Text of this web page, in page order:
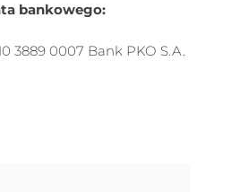
bankowego:
3889 0007 Bank PKO S.A.